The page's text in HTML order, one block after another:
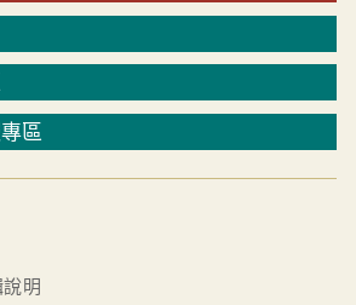
區
明